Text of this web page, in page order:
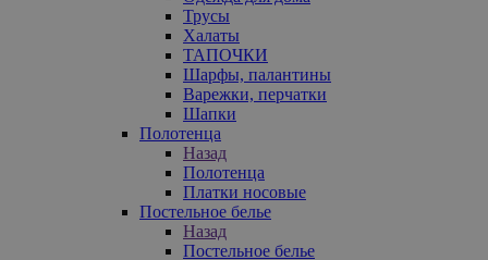
Трусы
Халаты
ТАПОЧКИ
Шарфы, палантины
Варежки, перчатки
Шапки
Полотенца
Назад
Полотенца
Платки носовые
Постельное белье
Назад
Постельное белье